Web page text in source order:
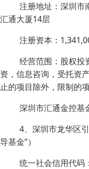
注册地址：深圳市
汇通大厦14层
注册资本：
经营范围：股权投
资，信息咨询，受托资
止的项目除外，限制的
深圳市汇通金控基
4、深圳市龙华区
导基金”）
统一社会信用代码